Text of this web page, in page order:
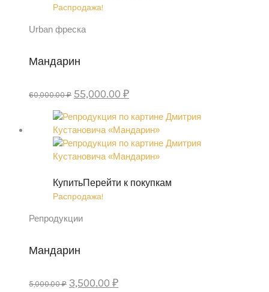
Распродажа!
Urban фреска
Мандарин
60,000.00 ₽ Первоначальная
составляла
60,000.00 ₽.
55,000.00 ₽Текущая
55,000.00 ₽.
КупитьПерейти к покупкам
Распродажа!
Репродукции
Мандарин
5,000.00 ₽ Первоначальная
3,500.00 ₽Текущая